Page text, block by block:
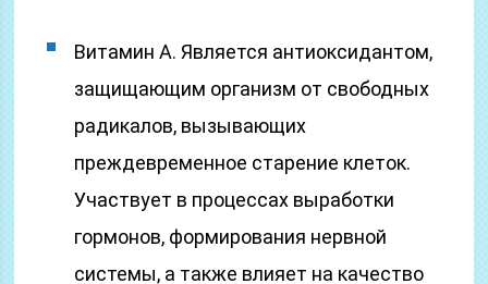
Витамин A. Является антиоксидантом,
защищающим организм от свободных
радикалов, вызывающих
преждевременное старение клеток.
Участвует в процессах выработки
гормонов, формирования нервной
системы, а также влияет на качество